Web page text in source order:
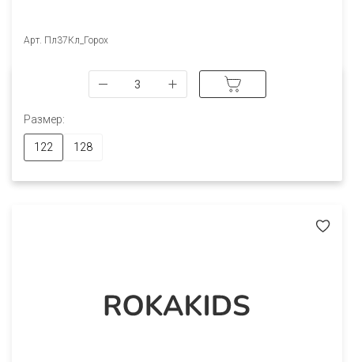
Арт. Пл37Кл_Горох
Размер:
122 128